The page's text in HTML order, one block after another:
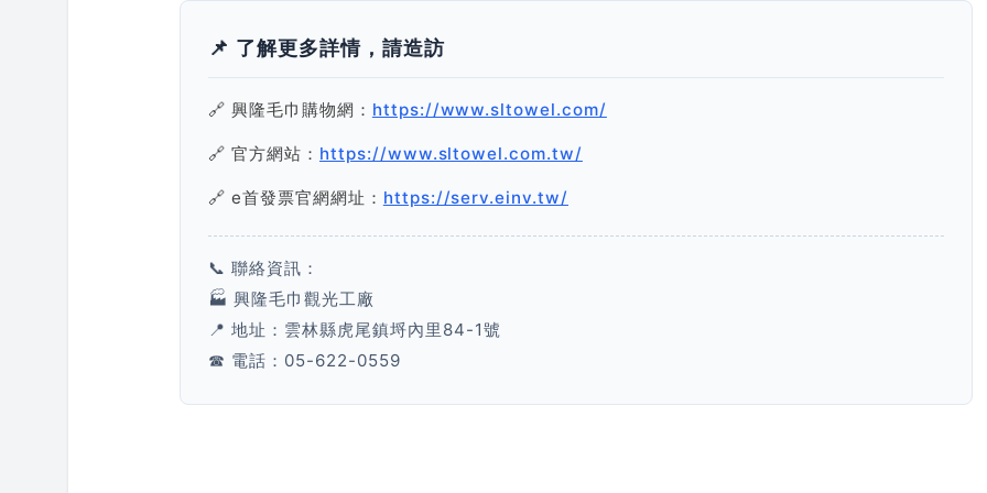
📌 了解更多詳情，請造訪
🔗 興隆毛巾購物網： https://www.sltowel.com/
🔗 官方網站： https://www.sltowel.com.tw/
🔗 e首發票官網網址： https://serv.einv.tw/
📞 聯絡資訊：
🏭 興隆毛巾觀光工廠
📍 地址：雲林縣虎尾鎮埒內里84-1號
☎ 電話：05-622-0559